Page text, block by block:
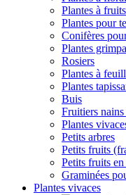
Plantes à
Plantes pour
Conifères
Plantes
Rosiers
Plantes à
Plantes
Buis
Fruitiers
Plantes
Petits arbres
Petits fruits
Petits fruits
Graminées
Plantes vivaces